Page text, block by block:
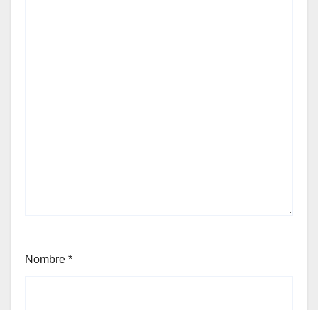
Nombre *